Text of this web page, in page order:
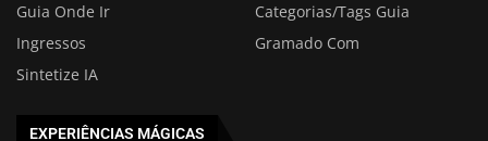
Guia Onde Ir
Categorias/Tags Guia
Ingressos
Gramado Com
Sintetize IA
EXPERIÊNCIAS MÁGICAS